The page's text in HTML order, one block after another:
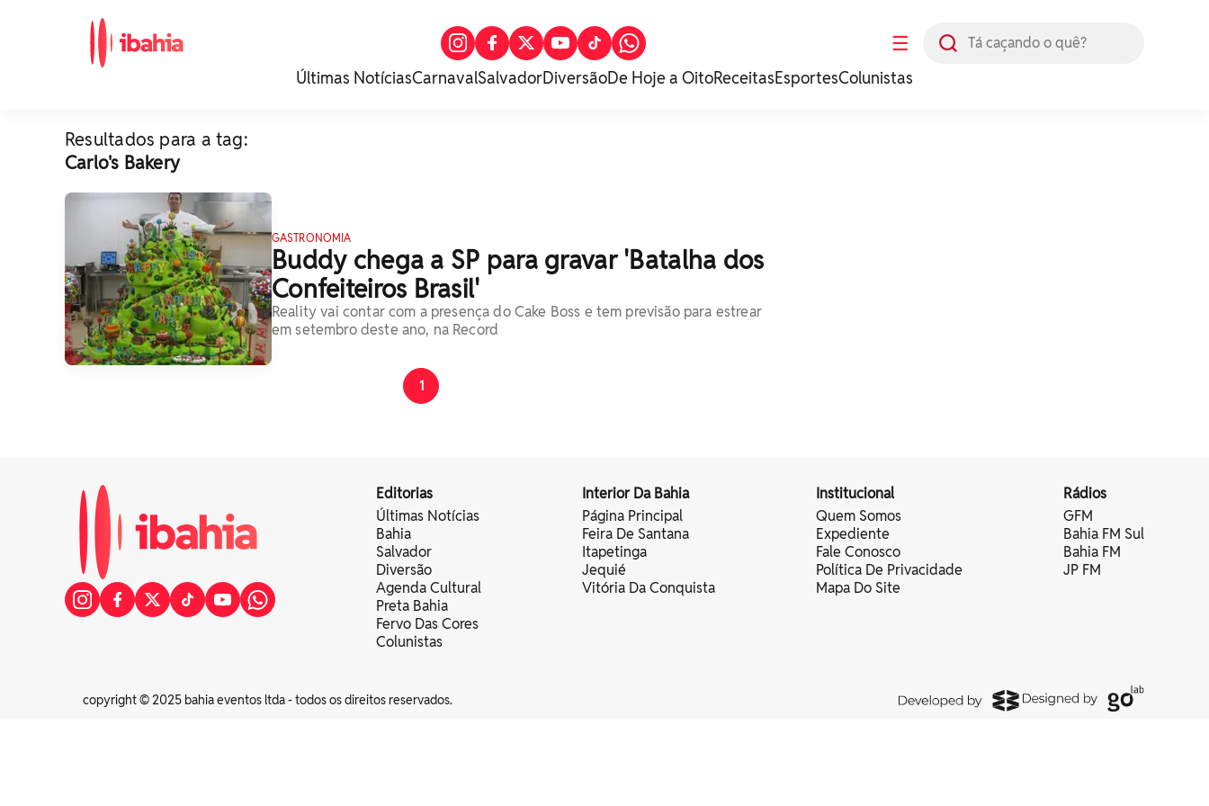
☰
Últimas NotíciasCarnavalSalvadorDiversãoDe Hoje a OitoReceitasEsportesColunistas
Resultados para a tag:
Carlo's Bakery
GASTRONOMIA
Buddy chega a SP para gravar 'Batalha dos
Confeiteiros Brasil'
Reality vai contar com a presença do Cake Boss e tem previsão para estrear
em setembro deste ano, na Record
1
Editorias
Últimas Notícias
Bahia
Salvador
Diversão
Agenda Cultural
Preta Bahia
Fervo Das Cores
Colunistas
Interior Da Bahia
Página Principal
Feira De Santana
Itapetinga
Jequié
Vitória Da Conquista
Institucional
Quem Somos
Expediente
Fale Conosco
Política De Privacidade
Mapa Do Site
Rádios
GFM
Bahia FM Sul
Bahia FM
JP FM
copyright © 2025 bahia eventos ltda - todos os direitos reservados.